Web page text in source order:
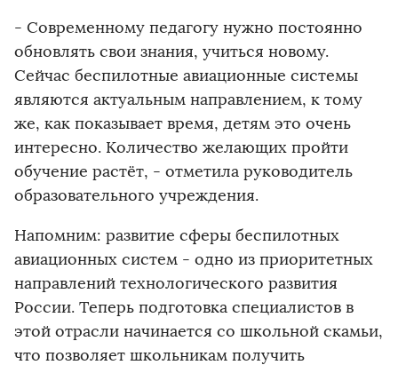
- Современному педагогу нужно постоянно
обновлять свои знания, учиться новому.
Сейчас беспилотные авиационные системы
являются актуальным направлением, к тому
же, как показывает время, детям это очень
интересно. Количество желающих пройти
обучение растёт, - отметила руководитель
образовательного учреждения.
Напомним: развитие сферы беспилотных
авиационных систем - одно из приоритетных
направлений технологического развития
России. Теперь подготовка специалистов в
этой отрасли начинается со школьной скамьи,
что позволяет школьникам получить